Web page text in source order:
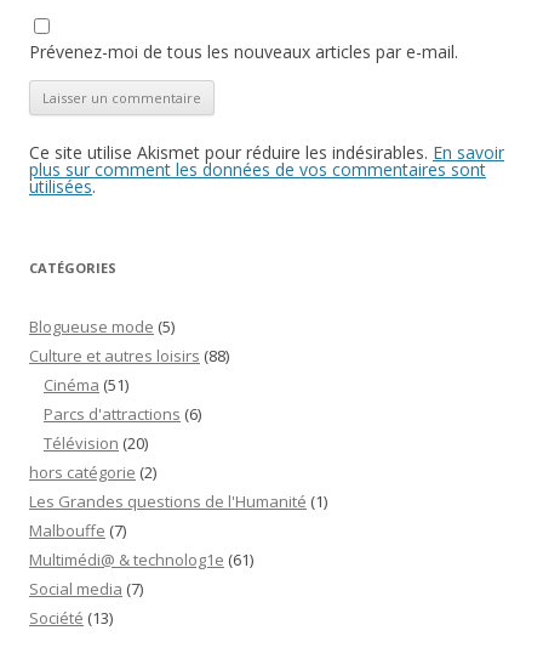
Prévenez-moi de tous les nouveaux articles par e-mail.
Ce site utilise Akismet pour réduire les indésirables. En savoir
plus sur comment les données de vos commentaires sont
utilisées.
CATÉGORIES
Blogueuse mode (5)
Culture et autres loisirs (88)
Cinéma (51)
Parcs d'attractions (6)
Télévision (20)
hors catégorie (2)
Les Grandes questions de l'Humanité (1)
Malbouffe (7)
Multimédi@ & technolog1e (61)
Social media (7)
Société (13)